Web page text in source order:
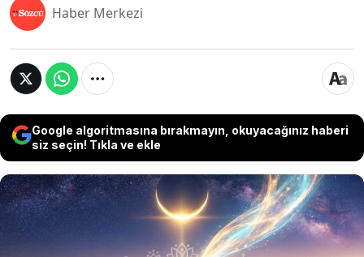
Haber Merkezi
Google algoritmasına bırakmayın, okuyacağınız haberi
siz seçin! Tıkla ve ekle
Gökyüzünde yaz kartpostalı başladı. Ay, Venüs
ve Jüpiter bu gece yan yana geliyor. 17 Haziran